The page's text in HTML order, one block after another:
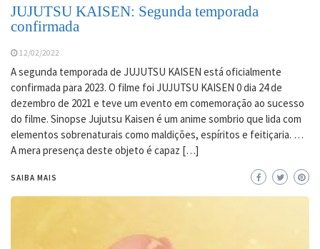
JUJUTSU KAISEN: Segunda temporada
confirmada
12/02/2022
A segunda temporada de JUJUTSU KAISEN está oficialmente
confirmada para 2023. O filme foi JUJUTSU KAISEN 0 dia 24 de
dezembro de 2021 e teve um evento em comemoração ao sucesso
do filme. Sinopse Jujutsu Kaisen é um anime sombrio que lida com
elementos sobrenaturais como maldições, espíritos e feitiçaria. …
A mera presença deste objeto é capaz […]
SAIBA MAIS